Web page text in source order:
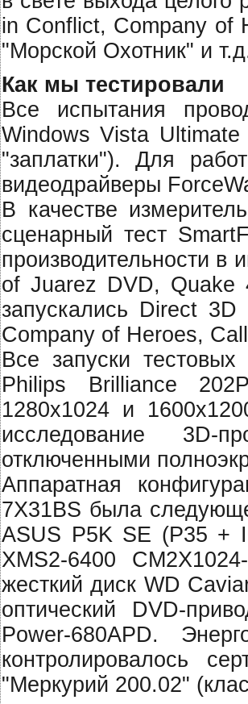
in Conflict, Company of
"Морской Охотник" и
Как мы тестировали
Все испытания
Windows Vista
"заплатки"). Для
видеодрайверы
В качестве
сценарный тест
производительности в
of Juarez DVD,
запускались Direct
Company of Heroes,
Все запуски
Philips Brilliance
1280x1024 и
исследование 3D-
отключенными
Аппаратная
7X31BS была
ASUS P5K SE (P35 +
XMS2-6400
жесткий диск WD
оптический DVD-
Power-680APD.
контролировалось
"Меркурий 200.02"